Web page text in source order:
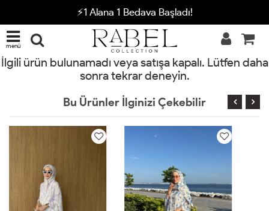
⚡1 Alana 1 Bedava Başladı!
menü
İlgili ürün bulunamadı veya satışa kapalı. Lütfen daha
sonra tekrar deneyin.
Bu Ürünler İlginizi Çekebilir